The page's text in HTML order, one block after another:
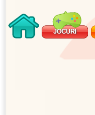
JOCURI